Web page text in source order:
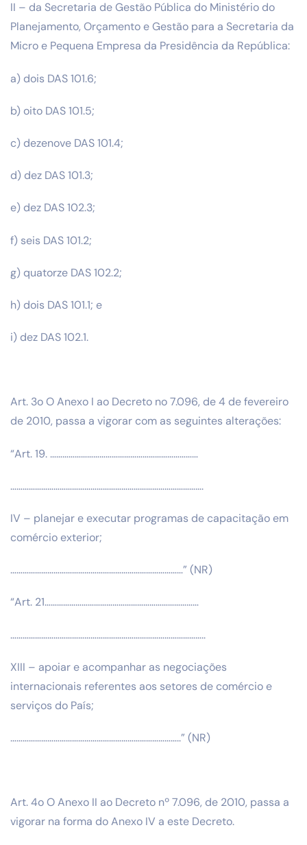
II – da Secretaria de Gestão Pública do Ministério do
Planejamento, Orçamento e Gestão para a Secretaria da
Micro e Pequena Empresa da Presidência da República:
a) dois DAS 101.6;
b) oito DAS 101.5;
c) dezenove DAS 101.4;
d) dez DAS 101.3;
e) dez DAS 102.3;
f) seis DAS 101.2;
g) quatorze DAS 102.2;
h) dois DAS 101.1; e
i) dez DAS 102.1.
Art. 3o O Anexo I ao Decreto no 7.096, de 4 de fevereiro
de 2010, passa a vigorar com as seguintes alterações:
“Art. 19. ………………………………………………………………
………………………………………………………………………………….
IV – planejar e executar programas de capacitação em
comércio exterior;
…………………………………………………………………………” (NR)
“Art. 21…………………………………………………………………
…………………………………………………………………………………..
XIII – apoiar e acompanhar as negociações
internacionais referentes aos setores de comércio e
serviços do País;
………………………………………………………………………..” (NR)
Art. 4o O Anexo II ao Decreto nº 7.096, de 2010, passa a
vigorar na forma do Anexo IV a este Decreto.